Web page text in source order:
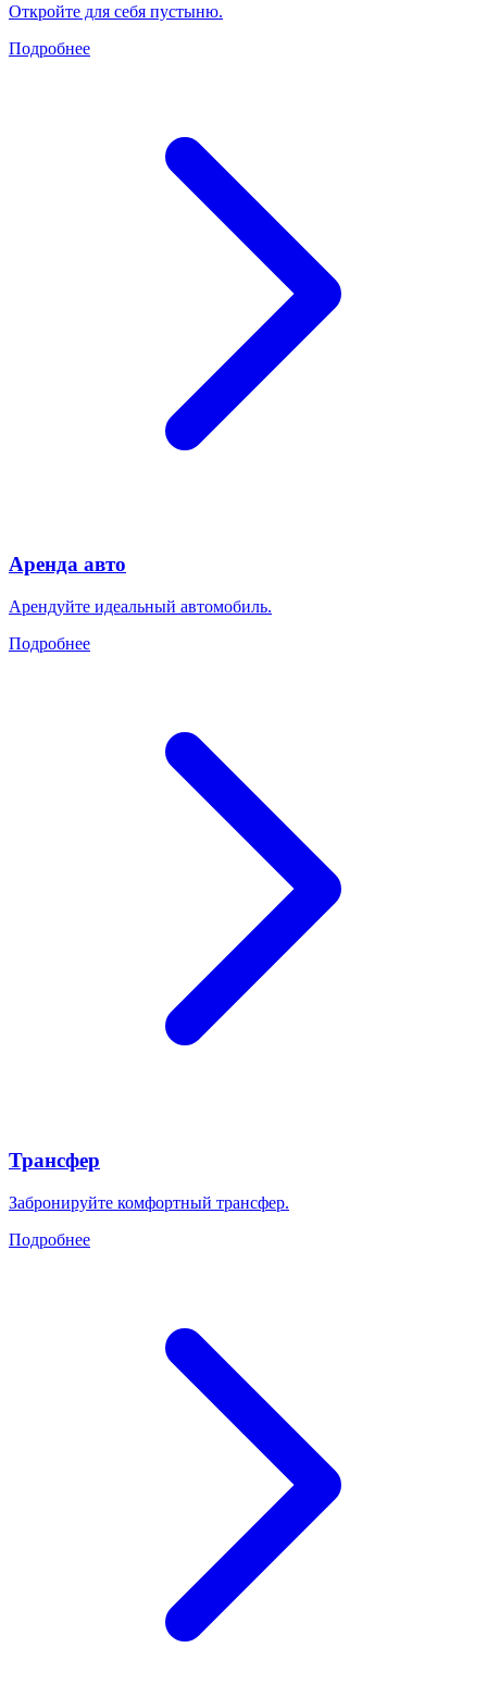
Откройте для себя пустыню.
Подробнее
Аренда авто
Арендуйте идеальный автомобиль.
Подробнее
Трансфер
Забронируйте комфортный трансфер.
Подробнее